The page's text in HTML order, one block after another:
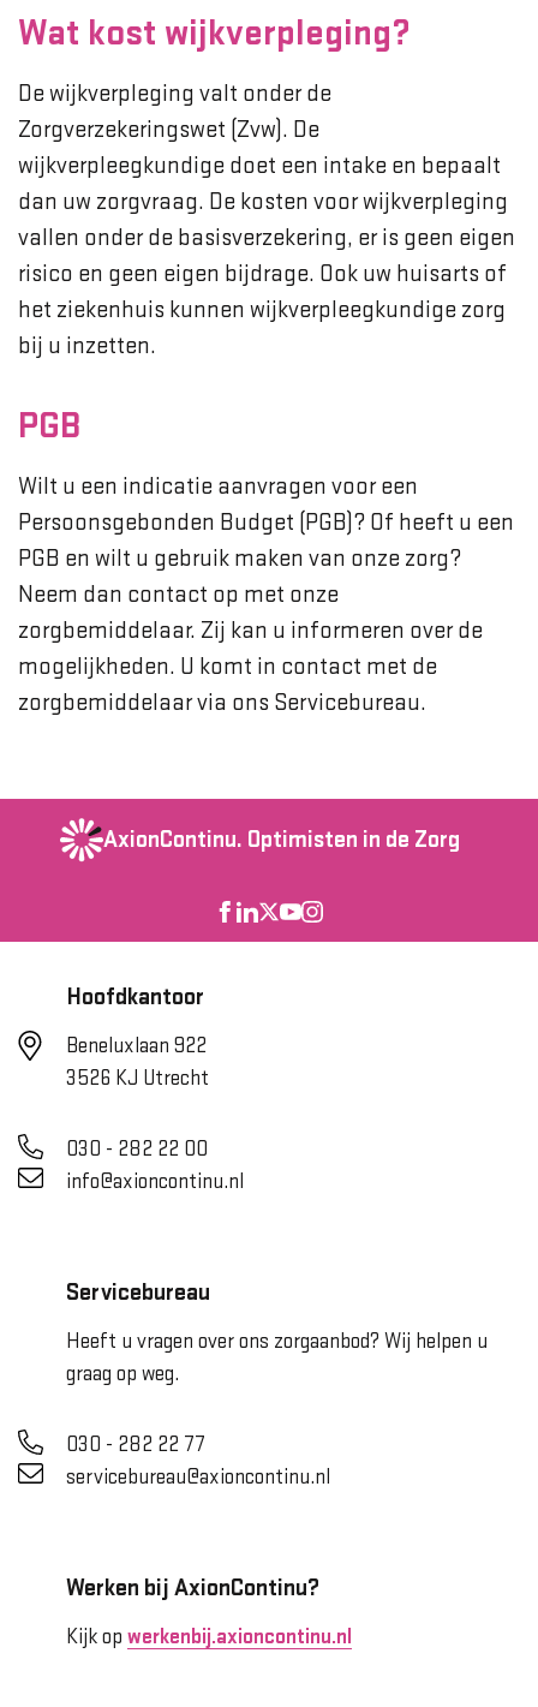
Wat kost wijkverpleging?
De wijkverpleging valt onder de
Zorgverzekeringswet (Zvw). De
wijkverpleegkundige doet een intake en bepaalt
dan uw zorgvraag. De kosten voor wijkverpleging
vallen onder de basisverzekering, er is geen eigen
risico en geen eigen bijdrage. Ook uw huisarts of
het ziekenhuis kunnen wijkverpleegkundige zorg
bij u inzetten.
PGB
Wilt u een indicatie aanvragen voor een
Persoonsgebonden Budget (PGB)? Of heeft u een
PGB en wilt u gebruik maken van onze zorg?
Neem dan contact op met onze
zorgbemiddelaar. Zij kan u informeren over de
mogelijkheden. U komt in contact met de
zorgbemiddelaar via ons Servicebureau.
AxionContinu. Optimisten in de Zorg
Hoofdkantoor
Beneluxlaan 922
3526 KJ Utrecht
030 - 282 22 00
info@axioncontinu.nl
Servicebureau
Heeft u vragen over ons zorgaanbod? Wij helpen u
graag op weg.
030 - 282 22 77
servicebureau@axioncontinu.nl
Werken bij AxionContinu?
Kijk op werkenbij.axioncontinu.nl